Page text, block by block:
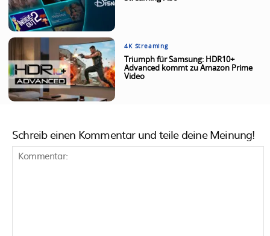
4K Streaming
Triumph für Samsung: HDR10+
Advanced kommt zu Amazon Prime
Video
Schreib einen Kommentar und teile deine Meinung!